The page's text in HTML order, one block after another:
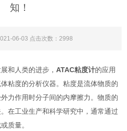
知！
06-03 点击次数：2998
人类的进步， ATAC粘度计的应用
粘度的分析仪器。粘度是流体物质的
力作用时分子间的内摩擦力。物质的
在工业生产和科学研究中，通常通过
质量。